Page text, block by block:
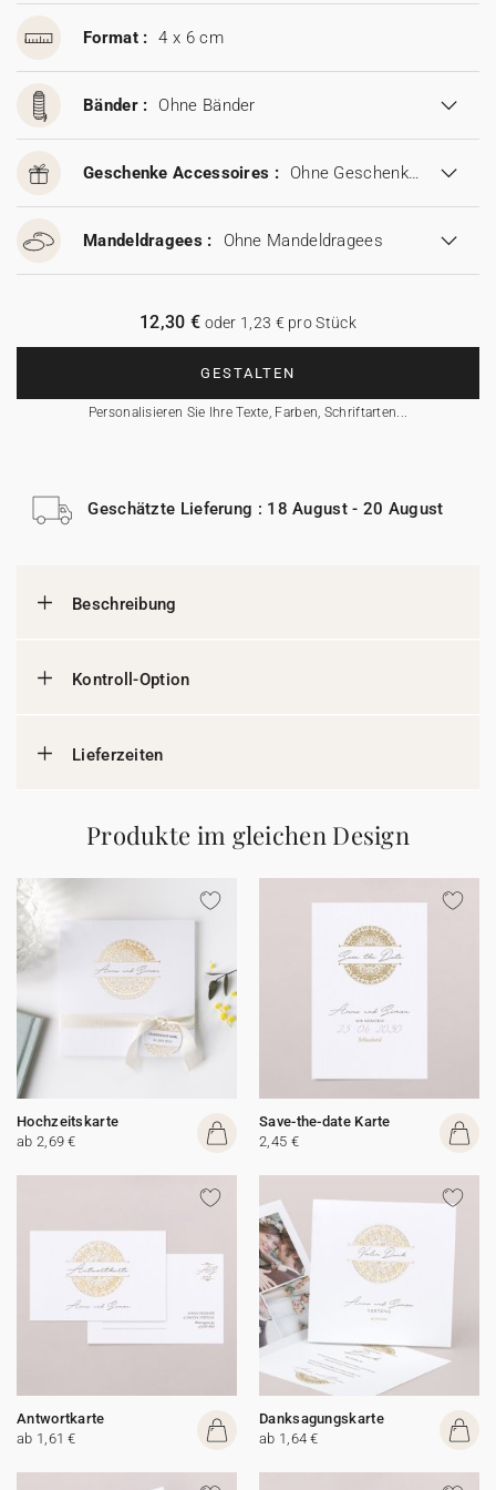
Format : 4 x 6 cm
Bänder : Ohne Bänder
Geschenke Accessoires : Ohne Geschenke Accessoires
Mandeldragees : Ohne Mandeldragees
GESTALTEN
Personalisieren Sie Ihre Texte, Farben, Schriftarten...
12,30 € oder 1,23 € pro Stück
Geschätzte Lieferung : 18 August - 20 August
Beschreibung
Kontroll-Option
Lieferzeiten
Produkte im gleichen Design
Hochzeitskarte
ab 2,69 €
Save-the-date Karte
2,45 €
Antwortkarte
ab 1,61 €
Danksagungskarte
ab 1,64 €